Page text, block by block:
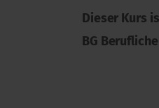
Dieser Kurs
BG